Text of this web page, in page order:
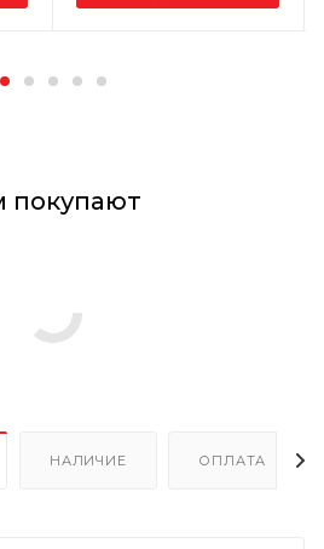
покупают
НАЛИЧИЕ ОПЛАТА